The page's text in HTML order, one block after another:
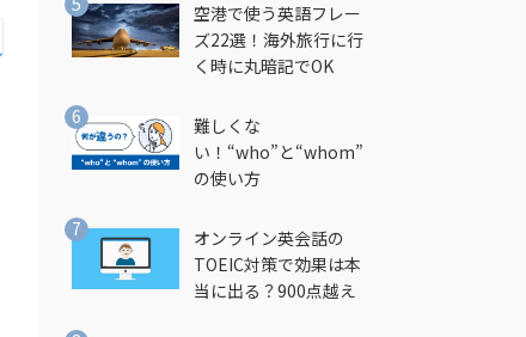
空港で使う英語フレー
ズ22選！海外旅行に行
く時に丸暗記でOK
難しくな
い！“who”と“whom”
の使い方
オンライン英会話の
TOEIC対策で効果は本
当に出る？900点越え